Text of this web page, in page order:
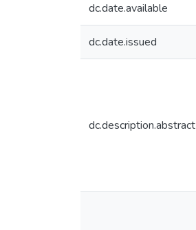
dc.date.available
dc.date.issued
dc.description.abstract